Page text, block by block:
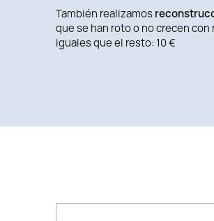
También realizamos
que se han roto o no crecen
iguales que el resto: 10 €